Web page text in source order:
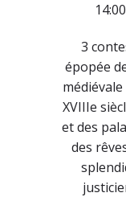
3
épopée
XVIIIe
et des
des